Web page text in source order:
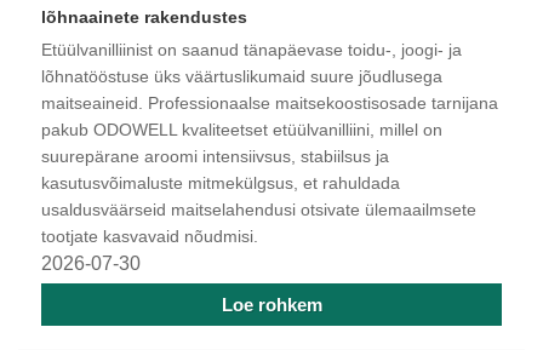
lõhnaainete rakendustes
Etüülvanilliinist on saanud tänapäevase toidu-, joogi- ja
lõhnatööstuse üks väärtuslikumaid suure jõudlusega
maitseaineid. Professionaalse maitsekoostisosade tarnijana
pakub ODOWELL kvaliteetset etüülvanilliini, millel on
suurepärane aroomi intensiivsus, stabiilsus ja
kasutusvõimaluste mitmekülgsus, et rahuldada
usaldusväärseid maitselahendusi otsivate ülemaailmsete
tootjate kasvavaid nõudmisi.
2026-07-30
Loe rohkem